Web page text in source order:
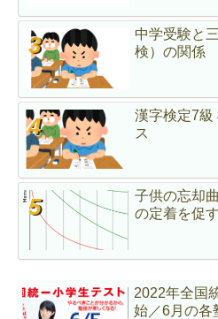
中学受験と
検）の関係
漢字検定7級
ス
子供の忘却
の定着を促
2022年全国
始／6月の各